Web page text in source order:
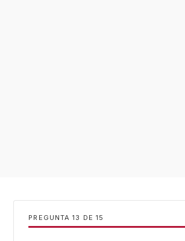
PREGUNTA DE 15